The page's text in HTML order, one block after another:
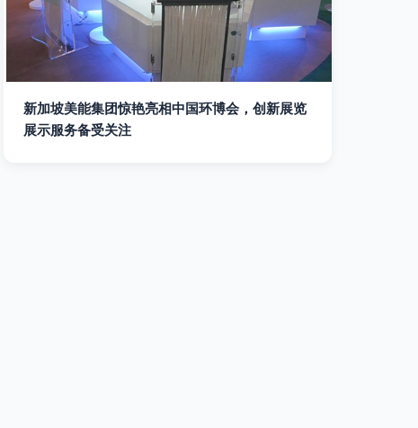
新加坡美能集团惊艳亮相中国环博会，创新展览
展示服务备受关注